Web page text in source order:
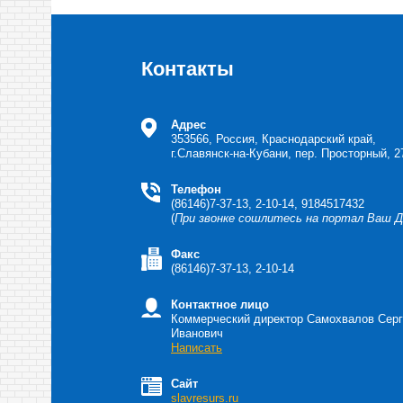
Контакты
Адрес
353566, Россия, Краснодарский край,
г.Славянск-на-Кубани, пер. Просторный,
Телефон
(86146)7-37-13, 2-10-14, 9184517432
(При звонке сошлитесь на портал Ваш
Факс
(86146)7-37-13, 2-10-14
Контактное лицо
Коммерческий директор Самохвалов
Иванович
Написать
Сайт
slavresurs.ru